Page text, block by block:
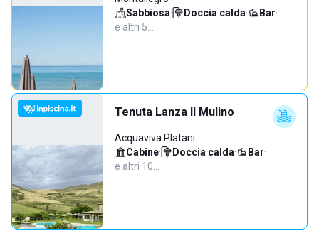
Sabbiosa· Doccia calda· Bar·
e altri 5…
Tenuta Lanza Il Mulino
Acquaviva Platani
Cabine· Doccia calda· Bar·
e altri 10…